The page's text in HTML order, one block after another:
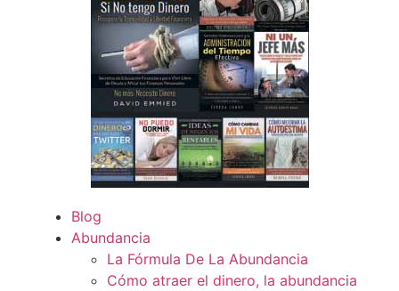
Blog
Abundancia
La Fórmula De La Abundancia
Cómo atraer el dinero, la abundancia